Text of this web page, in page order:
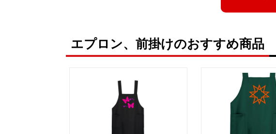
エプロン、前掛けのおすすめ商品